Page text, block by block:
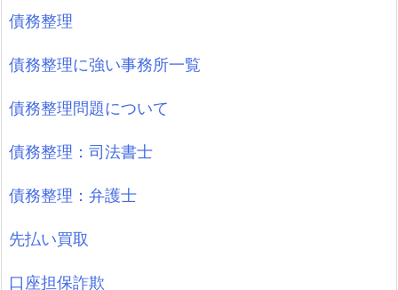
債務整理
債務整理に強い事務所一覧
債務整理問題について
債務整理：司法書士
債務整理：弁護士
先払い買取
口座担保詐欺